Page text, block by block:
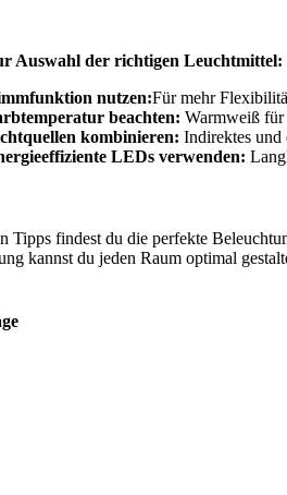
Auswahl der richtigen Leuchtmittel:
nutzen:Für mehr
beachten: Warmweiß für
kombinieren: Indirektes und
LEDs verwenden:
Tipps findest du die perfekte
kannst du jeden Raum optimal